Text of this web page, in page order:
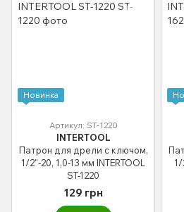
Новинка
Артикул: ST-1220
INTERTOOL
Патрон для дрели с ключом,
1/2"-20, 1,0-13 мм INTERTOOL
ST-1220
129 грн
1/